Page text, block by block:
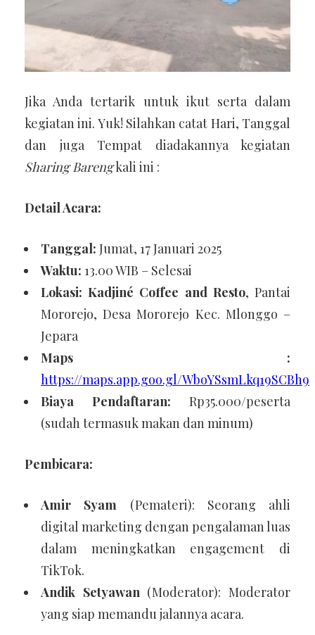
Jika Anda tertarik untuk ikut serta dalam
kegiatan ini. Yuk! Silahkan catat Hari, Tanggal
dan juga Tempat diadakannya kegiatan
Sharing Barengkali ini :
Detail Acara:
Tanggal: Jumat, 17 Januari 2025
Waktu: 13.00 WIB – Selesai
Lokasi: Kadjiné Coffee and Resto, Pantai
Mororejo, Desa Mororejo Kec. Mlonggo –
Jepara
Maps :
https://maps.app.goo.gl/WboYSsmLkq19SCBh9
Biaya Pendaftaran: Rp35.000/peserta
(sudah termasuk makan dan minum)
Pembicara:
Amir Syam (Pemateri): Seorang ahli
digital marketing dengan pengalaman luas
dalam meningkatkan engagement di
TikTok.
Andik Setyawan(Moderator): Moderator
yang siap memandu jalannya acara.